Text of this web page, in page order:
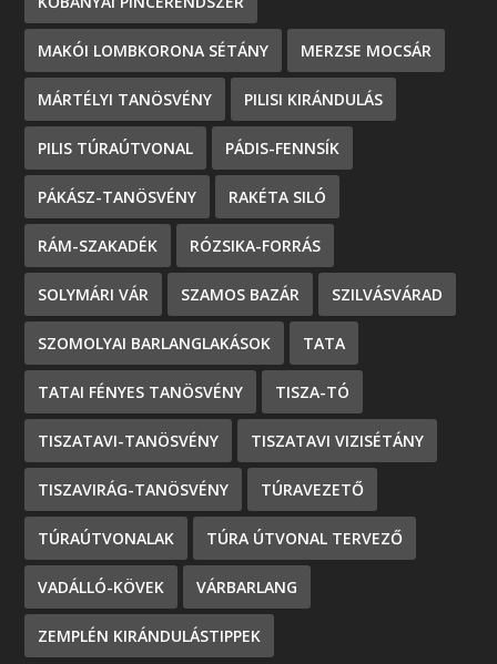
MAKÓI LOMBKORONA SÉTÁNY MERZSE MOCSÁR
MÁRTÉLYI TANÖSVÉNY PILISI KIRÁNDULÁS
PILIS TÚRAÚTVONAL PÁDIS-FENNSÍK
PÁKÁSZ-TANÖSVÉNY RAKÉTA SILÓ
RÁM-SZAKADÉK RÓZSIKA-FORRÁS
SOLYMÁRI VÁR SZAMOS BAZÁR SZILVÁSVÁRAD
SZOMOLYAI BARLANGLAKÁSOK TATA
TATAI FÉNYES TANÖSVÉNY TISZA-TÓ
TISZATAVI-TANÖSVÉNY TISZATAVI VIZISÉTÁNY
TISZAVIRÁG-TANÖSVÉNY TÚRAVEZETŐ
TÚRAÚTVONALAK TÚRA ÚTVONAL TERVEZŐ
VADÁLLÓ-KÖVEK VÁRBARLANG
ZEMPLÉN KIRÁNDULÁSTIPPEK